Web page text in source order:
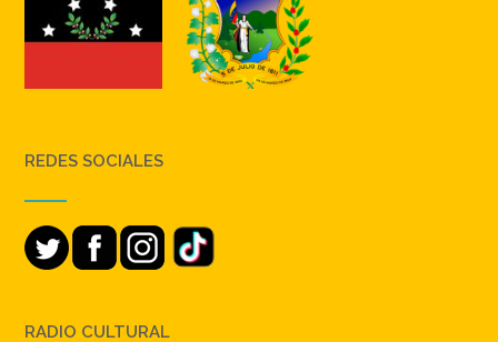
REDES SOCIALES
RADIO CULTURAL